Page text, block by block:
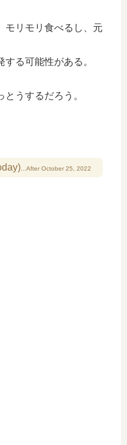
モリモリ食べるし、元
る可能性がある。
うするだろう。